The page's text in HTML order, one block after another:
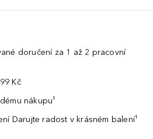
doručení za 1 až 2 pracovní
Kč
nákupu¹
Darujte radost v krásném balení¹